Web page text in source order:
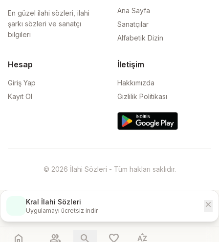
En güzel ilahi sözleri, ilahi
şarkı sözleri ve sanatçı
bilgileri
Ana Sayfa
Sanatçılar
Alfabetik Dizin
Hesap
Giriş Yap
Kayıt Ol
İletişim
Hakkımızda
Gizlilik Politikası
© 2026 İlahi Sözleri - Tüm hakları saklıdır.
Kral İlahi Sözleri
Uygulamayı ücretsiz indir
close
home people search favorite sort_by_alpha